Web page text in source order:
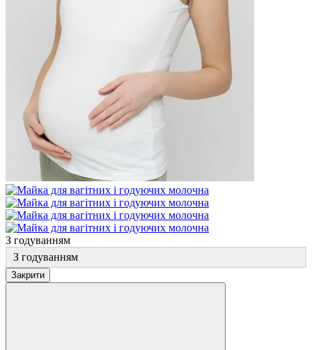
З годуванням
З годуванням
Закрити